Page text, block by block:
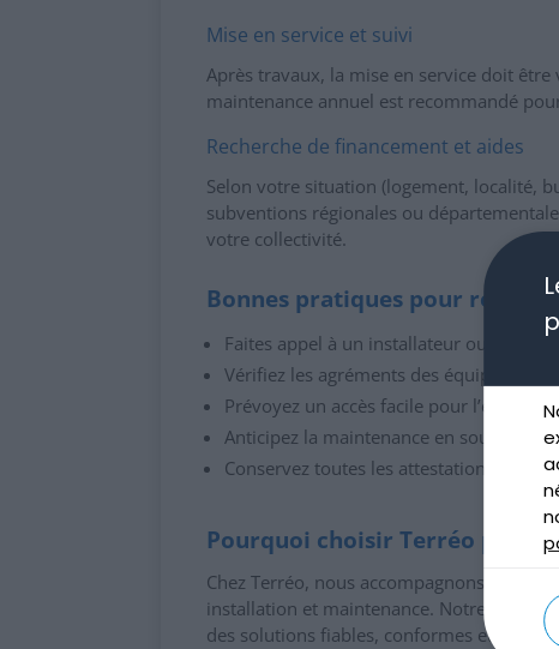
Mise en service et suivi
Après travaux, la mise en service doit
maintenance annuel est recommandé
Recherche de financement et aides
Selon votre situation (logement, localité,
subventions régionales ou
votre collectivité.
Bonnes pratiques pour réussir
Faites appel à un installateur ou un
Vérifiez les agréments des
Prévoyez un accès facile pour
Anticipez la maintenance en
Conservez toutes les attestations, les
Pourquoi choisir Terréo pour
Chez Terréo, nous accompagnons votre
installation et maintenance. Notre
des solutions fiables, conformes et